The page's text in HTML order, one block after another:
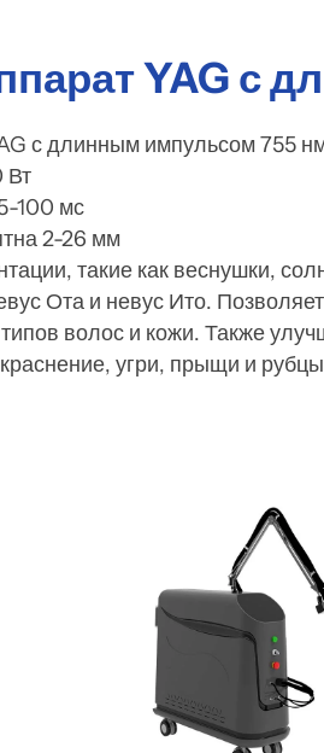
YAG с
с длинным импульсом 755
Вт
100 мс
2-26 мм
такие как веснушки,
Ота и невус Ито.
волос и кожи. Также
угри, прыщи и